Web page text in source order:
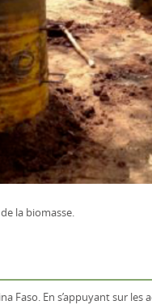
la biomasse.
Faso. En s’appuyant sur